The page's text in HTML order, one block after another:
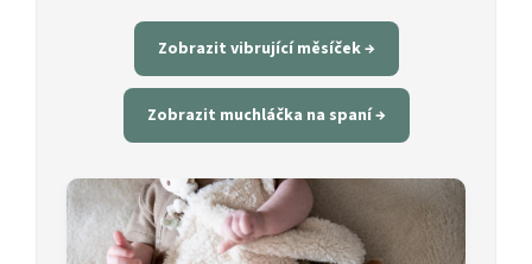
Zobrazit vibrující měsíček →
Zobrazit muchláčka na spaní →